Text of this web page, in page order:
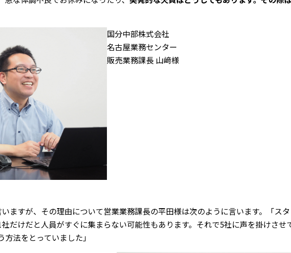
国分中部株式会社
名古屋業務センター
販売業務課長 山﨑様
ますが、その理由について営業業務課長の平田様は次のように言います。「ス
だけだと人員がすぐに集まらない可能性もあります。それで5社に声を掛けさせ
法をとっていました」